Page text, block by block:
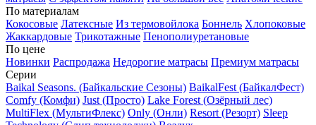
По материалам
Кокосовые Латексные Из термовойлока Боннель Хлопоковые
Жаккардовые Трикотажные Пенополиуретановые
По цене
Новинки Распродажа Недорогие матрасы Премиум матрасы
Серии
Baikal Seasons. (Байкальские Сезоны) BaikalFest (БайкалФест)
Comfy (Комфи) Just (Просто) Lake Forest (Озёрный лес)
MultiFlex (МультиФлекс) Only (Онли) Resort (Резорт) Sleep